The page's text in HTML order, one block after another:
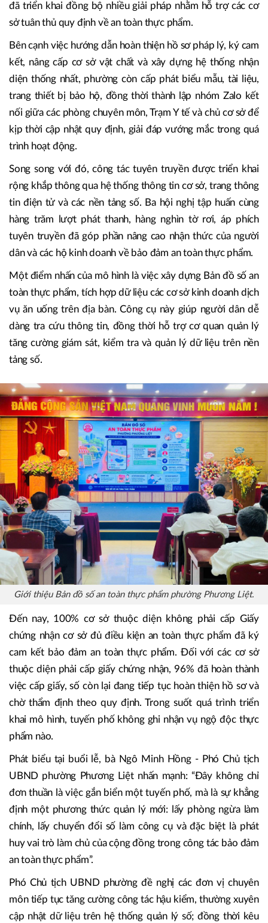
đã triển khai đồng bộ nhiều giải pháp nhằm hỗ trợ các cơ
sở tuân thủ quy định về an toàn thực phẩm.
Bên cạnh việc hướng dẫn hoàn thiện hồ sơ pháp lý, ký cam
kết, nâng cấp cơ sở vật chất và xây dựng hệ thống nhận
diện thống nhất, phường còn cấp phát biểu mẫu, tài liệu,
trang thiết bị bảo hộ, đồng thời thành lập nhóm Zalo kết
nối giữa các phòng chuyên môn, Trạm Y tế và chủ cơ sở để
kịp thời cập nhật quy định, giải đáp vướng mắc trong quá
trình hoạt động.
Song song với đó, công tác tuyên truyền được triển khai
rộng khắp thông qua hệ thống thông tin cơ sở, trang thông
tin điện tử và các nền tảng số. Ba hội nghị tập huấn cùng
hàng trăm lượt phát thanh, hàng nghìn tờ rơi, áp phích
tuyên truyền đã góp phần nâng cao nhận thức của người
dân và các hộ kinh doanh về bảo đảm an toàn thực phẩm.
Một điểm nhấn của mô hình là việc xây dựng Bản đồ số an
toàn thực phẩm, tích hợp dữ liệu các cơ sở kinh doanh dịch
vụ ăn uống trên địa bàn. Công cụ này giúp người dân dễ
dàng tra cứu thông tin, đồng thời hỗ trợ cơ quan quản lý
tăng cường giám sát, kiểm tra và quản lý dữ liệu trên nền
tảng số.
Giới thiệu Bản đồ số an toàn thực phẩm phường Phương Liệt.
Đến nay, 100% cơ sở thuộc diện không phải cấp Giấy
chứng nhận cơ sở đủ điều kiện an toàn thực phẩm đã ký
cam kết bảo đảm an toàn thực phẩm. Đối với các cơ sở
thuộc diện phải cấp giấy chứng nhận, 96% đã hoàn thành
việc cấp giấy, số còn lại đang tiếp tục hoàn thiện hồ sơ và
chờ thẩm định theo quy định. Trong suốt quá trình triển
khai mô hình, tuyến phố không ghi nhận vụ ngộ độc thực
phẩm nào.
Phát biểu tại buổi lễ, bà Ngô Minh Hồng - Phó Chủ tịch
UBND phường Phương Liệt nhấn mạnh: “Đây không chỉ
đơn thuần là việc gắn biển một tuyến phố, mà là sự khẳng
định một phương thức quản lý mới: lấy phòng ngừa làm
chính, lấy chuyển đổi số làm công cụ và đặc biệt là phát
huy vai trò làm chủ của cộng đồng trong công tác bảo đảm
an toàn thực phẩm”.
Phó Chủ tịch UBND phường đề nghị các đơn vị chuyên
môn tiếp tục tăng cường công tác hậu kiểm, thường xuyên
cập nhật dữ liệu trên hệ thống quản lý số; đồng thời kêu